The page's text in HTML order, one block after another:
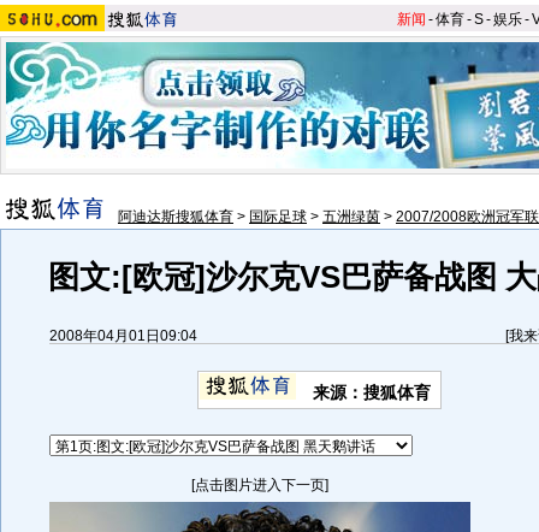
新闻 -体育-S-娱乐-
阿迪达斯搜狐体育 > 国际足球 > 五洲绿茵 > 2007/2008欧洲冠军
图文:[欧冠]沙尔克VS巴萨备战图
2008年04月01日09:04 [我
来源：搜狐体育
[点击图片进入下一页]